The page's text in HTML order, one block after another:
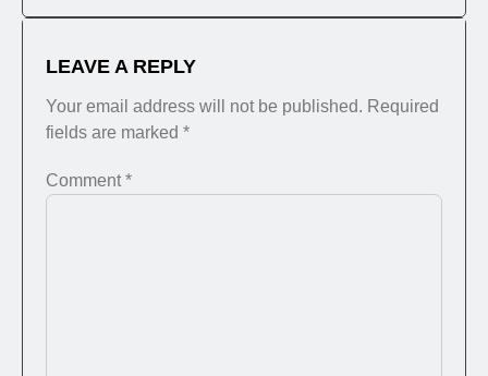
LEAVE A REPLY
Your email address will not be published. Required
fields are marked *
Comment*